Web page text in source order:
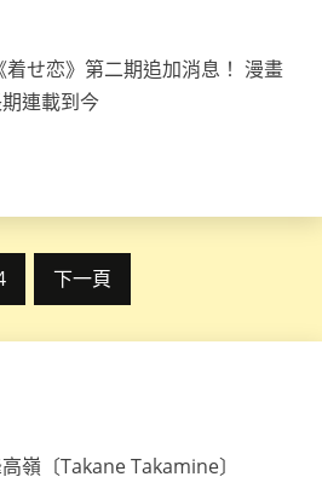
せ恋》第二期追加消息！ 漫畫
連載到今
下一頁